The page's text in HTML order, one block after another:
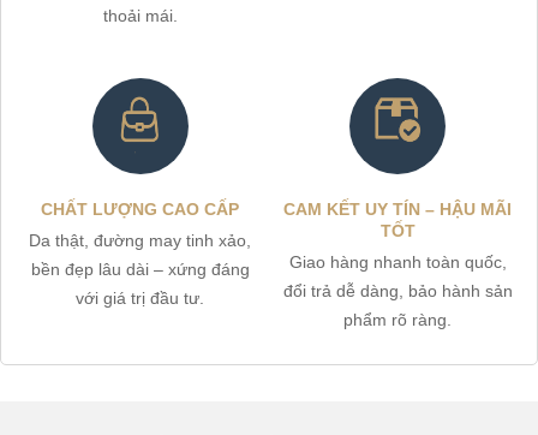
thoải mái.
CHẤT LƯỢNG CAO CẤP
Da thật, đường may tinh xảo,
bền đẹp lâu dài – xứng đáng
với giá trị đầu tư.
CAM KẾT UY TÍN – HẬU MÃI
TỐT
Giao hàng nhanh toàn quốc,
đổi trả dễ dàng, bảo hành sản
phẩm rõ ràng.